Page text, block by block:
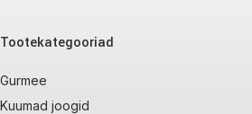
Tootekategooriad
Gurmee
Kuumad joogid